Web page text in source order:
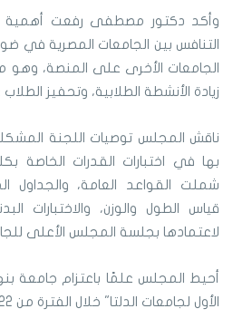
وأكد دكتور مصطفى رفعت أهمية
التنافس بين الجامعات المصرية في
الجامعات الأخرى على المنصة،
زيادة الأنشطة الطلابية، وتحفيز
ناقش المجلس توصيات اللجنة
بها في اختبارات القدرات الخاصة
شملت القواعد العامة، والجداول
قياس الطول والوزن، والاختبارات
لاعتمادها بجلسة المجلس الأعلى
أحيط المجلس علمًا باعتزام جامعة
الأول لجامعات الدلتا" خلال الفترة من 22-25 يوليو القادم.